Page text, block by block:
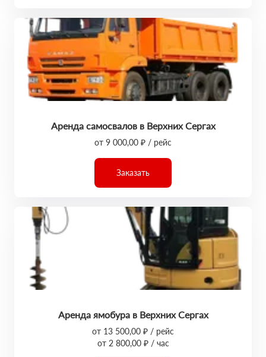
Аренда самосвалов в Верхних Сергах
от 9 000,00 ₽ / рейс
Заказать
Аренда ямобура в Верхних Сергах
от 13 500,00 ₽ / рейс
от 2 800,00 ₽ / час